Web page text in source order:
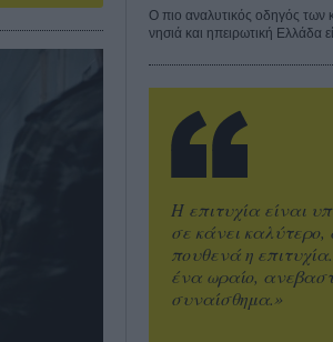
Ο πιο αναλυτικός οδηγός των
νησιά και ηπειρωτική Ελλάδα
Η επιτυχία είναι
σε κάνει καλύτερο,
πουθενά η
ένα ωραίο,
συναίσθημα.»